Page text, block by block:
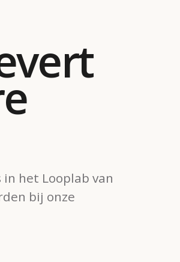
in het Looplab van
bij onze